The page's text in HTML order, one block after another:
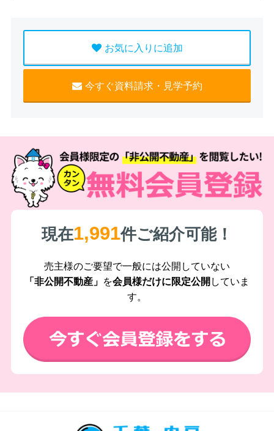
お気に入りに追加
今すぐ資料請求・見学予約
現在1,991件ご紹介可能！
売主様のご要望で一般には公開していない
「非公開不動産」 を会員様だけに限定公開 していま
す。